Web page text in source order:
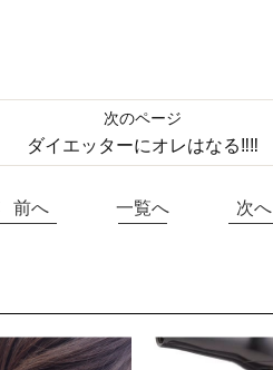
ダイエッターにオレはなる‼︎‼︎
前へ 一覧へ 次へ